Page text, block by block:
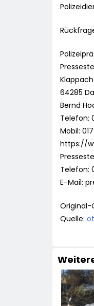
64285
Bernd
Telefon:
Mobil:
https://
Telefon:
E-Mail:
Original-
Quelle: